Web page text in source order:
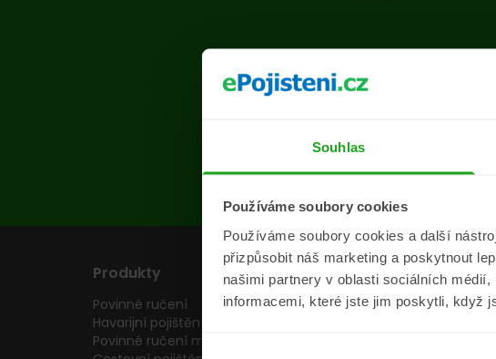
Souhlas
Používáme soubory cookies
Používáme soubory cookies a další
přizpůsobit náš marketing a poskytnout
našimi partnery v oblasti sociálních
informacemi, které jste jim poskytli, když
Na
Produkty
Povinné ručení
Havarijní pojištění
Povinné ručení motocyklu
Pojišťovny
Pojišťovny